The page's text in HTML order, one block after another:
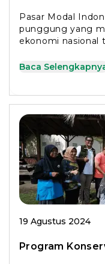
Pasar Modal
punggung yang
ekonomi nasional
Baca
19 Agustus 2024
Program